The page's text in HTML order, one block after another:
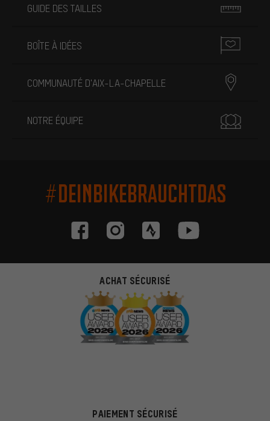
GUIDE DES TAILLES
BOÎTE À IDÉES
COMMUNAUTÉ D'AIX-LA-CHAPELLE
NOTRE ÉQUIPE
#DEINBIKEBRAUCHTDAS
ACHAT SÉCURISÉ
PAIEMENT SÉCURISÉ